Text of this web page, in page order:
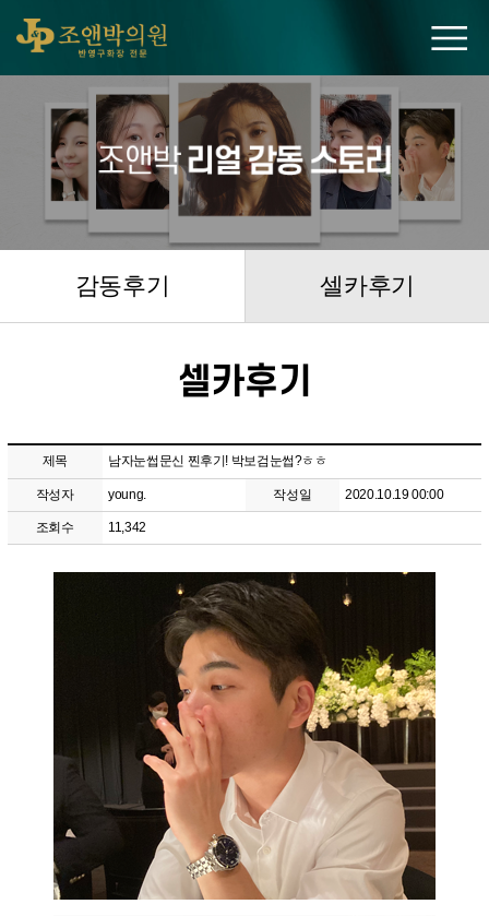
감동후기 셀카후기
셀카후기
제목 남자눈썹문신 찐후기! 박보검눈썹?ㅎㅎ
작성자 young. 작성일 2020.10.19 00:00
조회수 11,342